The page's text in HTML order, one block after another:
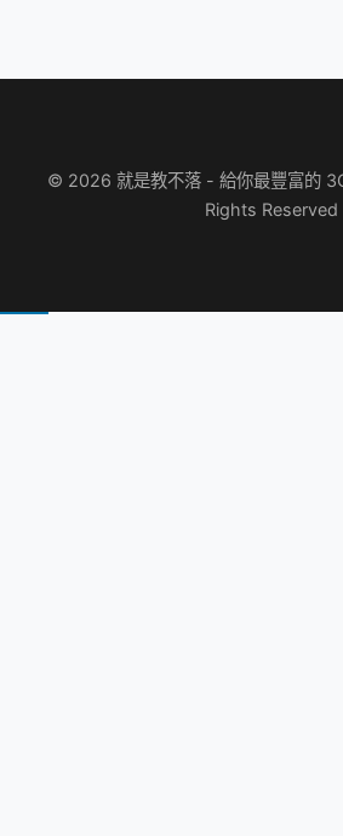
© 2026 就是教不落 - 給你最豐富的
Rights Reserved